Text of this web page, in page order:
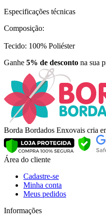
Especificações técnicas
Composição:
Tecido: 100% Poliéster
Ganhe 5% de desconto na sua
Borda Bordados Enxovais cria
Área do cliente
Cadastre-se
Minha conta
Meus pedidos
Informações